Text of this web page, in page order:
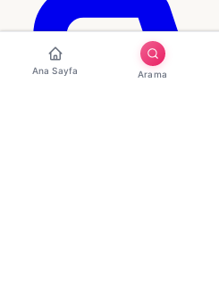
Ana Sayfa Arama